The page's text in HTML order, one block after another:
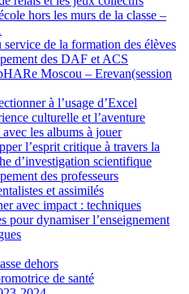
hors les murs de la classe –
service de la formation des élèves
des DAF et ACS
Moscou – Erevan(session
à l’usage d’Excel
culturelle et l’aventure
les albums à jouer
l’esprit critique à travers la
d’investigation scientifique
des professeurs
et assimilés
avec impact : techniques
pour dynamiser l’enseignement
dehors
de santé